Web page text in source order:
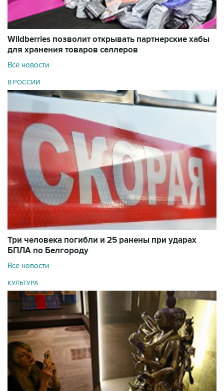
Wildberries позволит открывать партнерские хабы
для хранения товаров селлеров
Все новости
В РОССИИ
Три человека погибли и 25 ранены при ударах
БПЛА по Белгороду
Все новости
КУЛЬТУРА